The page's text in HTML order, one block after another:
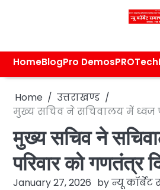
HomeBlogPro DemosPROTech
Home
उत्तराखण्ड
मुख्य सचिव ने सचिवालय में ध्वज
मुख्य सचिव ने
परिवार को गणतंत्र
January 27, 2026 byन्यू कॉर्बेट